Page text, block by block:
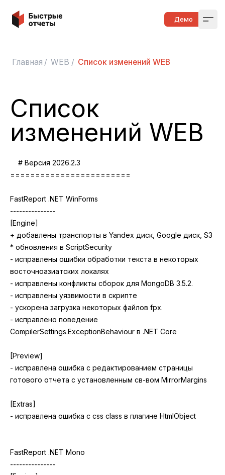
Быстрые отчеты Демо
Главная / WEB / Список изменений WEB
Список
изменений WEB